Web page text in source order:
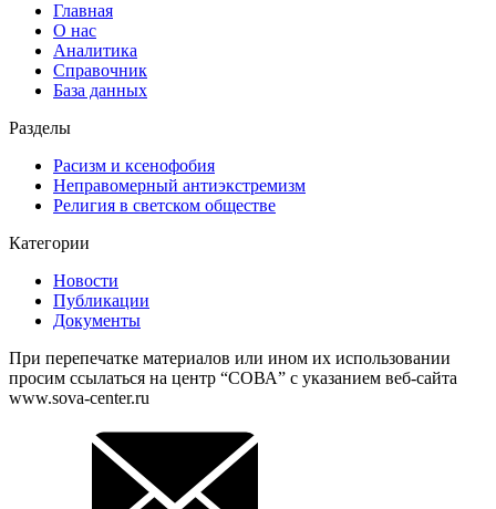
Главная
О нас
Аналитика
Справочник
База данных
Разделы
Расизм и ксенофобия
Неправомерный антиэкстремизм
Религия в светском обществе
Категории
Новости
Публикации
Документы
При перепечатке материалов или ином их использовании
просим ссылаться на центр “СОВА” с указанием веб-сайта
www.sova-center.ru